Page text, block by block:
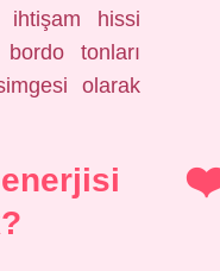
ihtişam hissi
tonları
olarak